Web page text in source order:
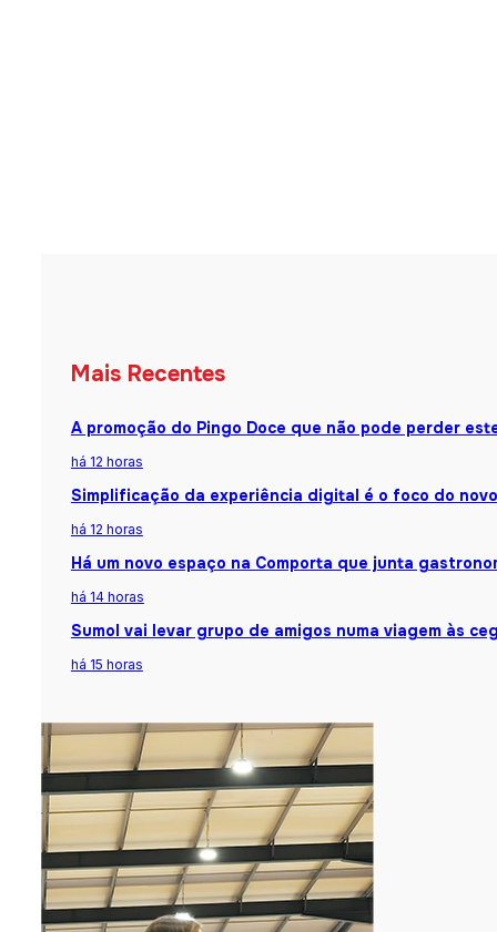
Mais Recentes
A promoção do Pingo Doce que não pode perder
há 12 horas
Simplificação da experiência digital é o foco do
há 12 horas
Há um novo espaço na Comporta que junta
há 14 horas
Sumol vai levar grupo de amigos numa viagem às
há 15 horas